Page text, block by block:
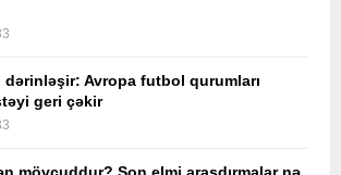
dərinləşir: Avropa futbol qurumları
geri çəkir